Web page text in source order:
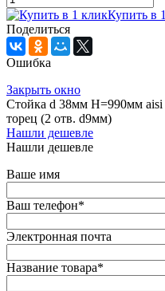
Купить в
Поделиться
Ошибка
Закрыть окно
Стойка d 38мм H=990мм aisi
торец (2 отв. d9мм)
Нашли дешевле
Нашли дешевле
Ваше имя
Ваш телефон*
Электронная почта
Название товара*